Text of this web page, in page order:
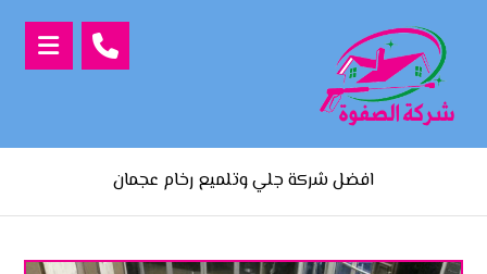
افضل شركة جلي وتلميع رخام عجمان